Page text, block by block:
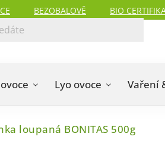
BEZOBALOVĚ BIO
Lyo ovoce Vaření
loupaná BONITAS 500g